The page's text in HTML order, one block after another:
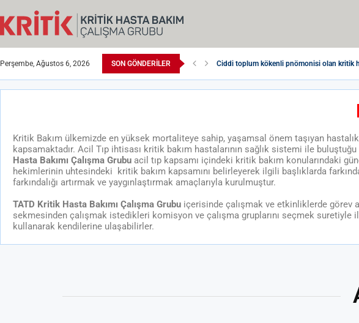
Perşembe, Ağustos 6, 2026 SON GÖNDERILER Ciddi toplum kökenli pnömonisi olan kritik
Kritik Bakım ülkemizde en yüksek mortaliteye sahip, yaşamsal önem taşıyan
kapsamaktadır. Acil Tıp ihtisası kritik bakım hastalarının sağlık sistemi ile
Hasta Bakımı Çalışma Grubu acil tıp kapsamı içindeki kritik bakım konularındaki
hekimlerinin uhtesindeki kritik bakım kapsamını belirleyerek ilgili başlıklarda
farkındalığı artırmak ve yaygınlaştırmak amaçlarıyla kurulmuştur.
TATD Kritik Hasta Bakımı Çalışma Grubu içerisinde çalışmak ve etkinliklerde görev
sekmesinden çalışmak istedikleri komisyon ve çalışma gruplarını seçmek
kullanarak kendilerine ulaşabilirler.